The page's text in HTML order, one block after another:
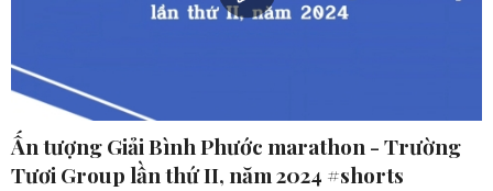
Ấn tượng Giải Bình Phước marathon - Trường
Tươi Group lần thứ II, năm 2024 #shorts